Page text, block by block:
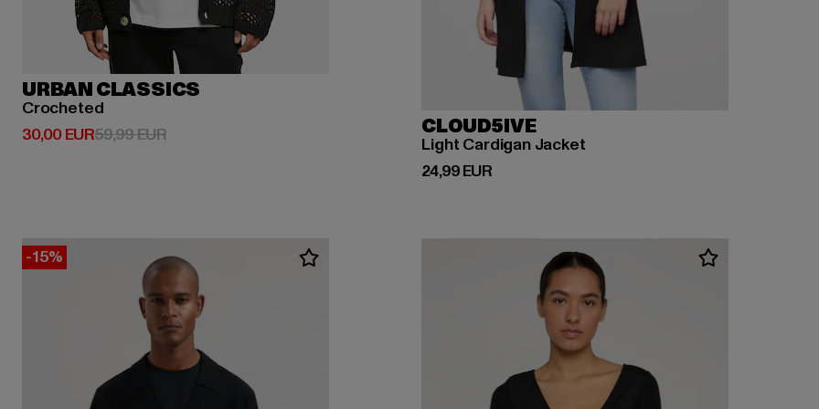
URBAN CLASSICS
Crocheted
30,00 EUR
Derzeitiger Preis: 30,00 EUR
59,99 EURAktionspreis: 59,99 EUR CLOUD5IVE
Light Cardigan Jacket
24,99 EUR
Derzeitiger Preis: 24,99 EUR
-15%